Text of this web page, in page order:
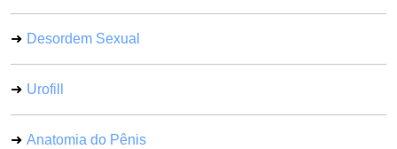
Desordem Sexual
Urofill
Anatomia do Pênis